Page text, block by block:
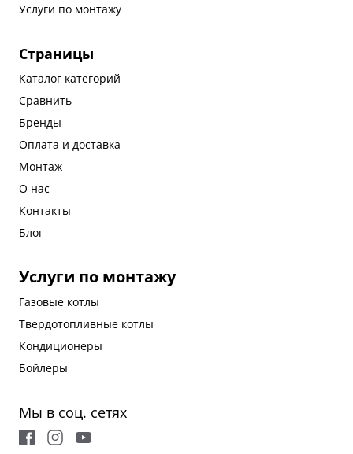
Услуги по монтажу
Страницы
Каталог категорий
Сравнить
Бренды
Оплата и доставка
Монтаж
О нас
Контакты
Блог
Услуги по монтажу
Газовые котлы
Твердотопливные котлы
Кондиционеры
Бойлеры
Мы в соц. сетях